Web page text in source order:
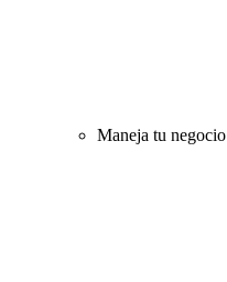
Maneja tu negocio